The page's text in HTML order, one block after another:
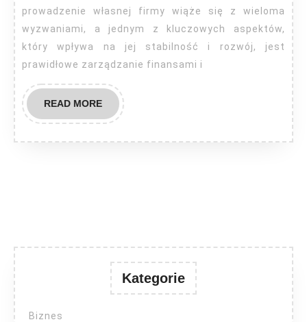
prowadzenie własnej firmy wiąże się z wieloma
wyzwaniami, a jednym z kluczowych aspektów,
który wpływa na jej stabilność i rozwój, jest
prawidłowe zarządzanie finansami i
READ MOREREAD
MORE
Kategorie
Biznes